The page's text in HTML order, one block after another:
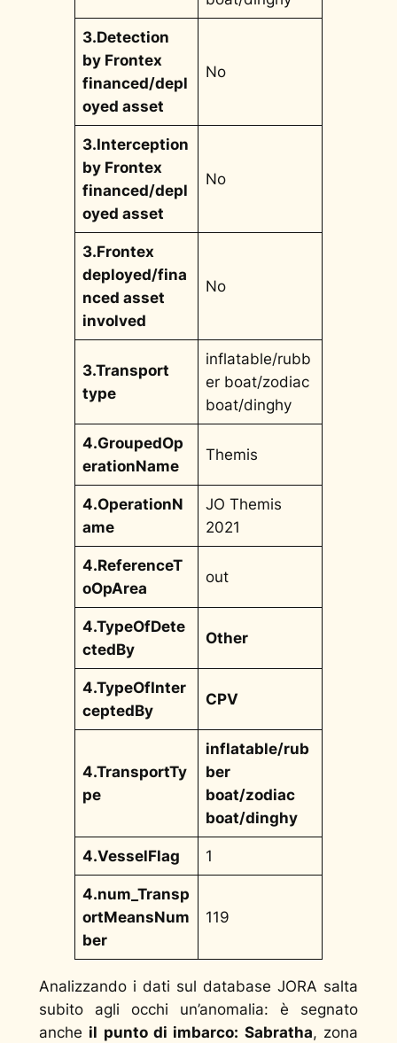
3.Detection
by Frontex
financed/depl
oyed asset
No
3.Interception
by Frontex
financed/depl
oyed asset
No
3.Frontex
deployed/fina
nced asset
involved
No
3.Transport
type
inflatable/rubb
er boat/zodiac
boat/dinghy
4.GroupedOp
erationName
Themis
4.OperationN
ame
JO Themis
2021
4.ReferenceT
oOpArea
out
4.TypeOfDete
ctedBy
Other
4.TypeOfInter
ceptedBy
CPV
4.TransportTy
pe
inflatable/rub
ber
boat/zodiac
boat/dinghy
4.VesselFlag 1
4.num_Transp
ortMeansNum
ber
119
Analizzando i dati sul database JORA salta
subito agli occhi un’anomalia: è segnato
anche il punto di imbarco: Sabratha, zona